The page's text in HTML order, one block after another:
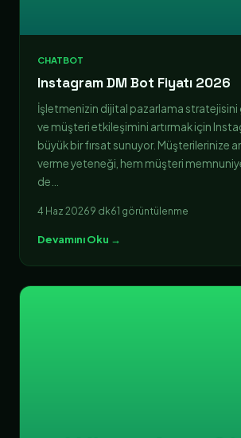
CHATBOT
Instagram DM Bot Fiyatı 2026
İşletmenizin dijital pazarlama
ve müşteri etkileşimini artırmak için
büyük bir fırsat sunuyor. Müşterilerinize
verme yeteneği, hem müşteri
de…
4 Haz 20269 dk61 görüntülenme
Devamını Oku →